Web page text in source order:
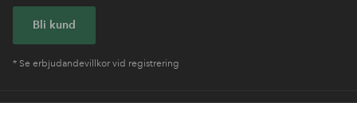
Bli kund
* Se erbjudandevillkor vid registrering